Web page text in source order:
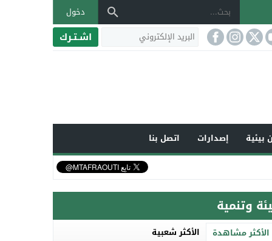
دخول
اشـتـرك
بيئية إصدارات اتصل بنا
وتنمية
الأكثر مشاهدة الأكثر شعبية